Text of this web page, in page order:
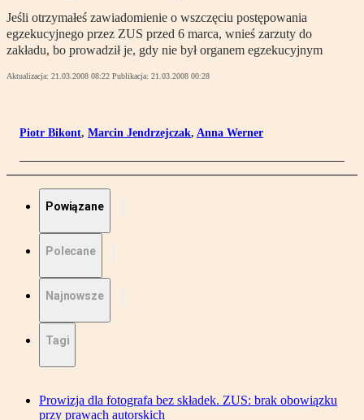
Jeśli otrzymałeś zawiadomienie o wszczęciu postępowania
egzekucyjnego przez ZUS przed 6 marca, wnieś zarzuty do
zakładu, bo prowadził je, gdy nie był organem egzekucyjnym
Aktualizacja: 21.03.2008 08:22 Publikacja: 21.03.2008 00:28
Piotr Bikont, Marcin Jendrzejczak, Anna Werner
Powiązane
Polecane
Najnowsze
Tagi
Prowizja dla fotografa bez składek. ZUS: brak obowiązku
przy prawach autorskich